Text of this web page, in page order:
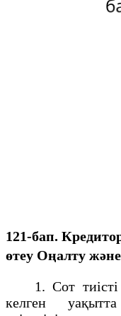
121-бап.
өтеу Оңалту
1. Сот тиiстi
келген